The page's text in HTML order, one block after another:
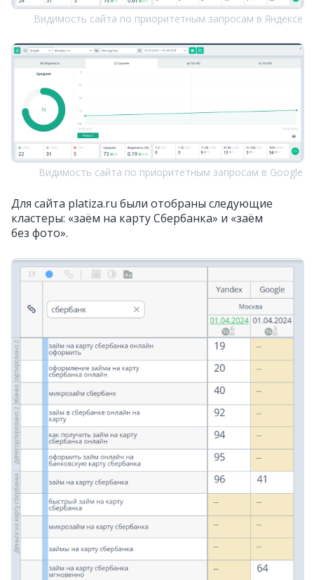
Видимость сайта по приоритетным запросам в Яндексе
Видимость сайта по приоритетным запросам в Google
Для сайта platiza.ru были отобраны следующие
кластеры: «заём на карту Сбербанка» и «заём
без фото».